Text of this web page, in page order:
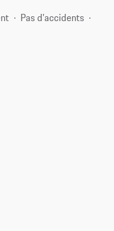
Pas d'accidents